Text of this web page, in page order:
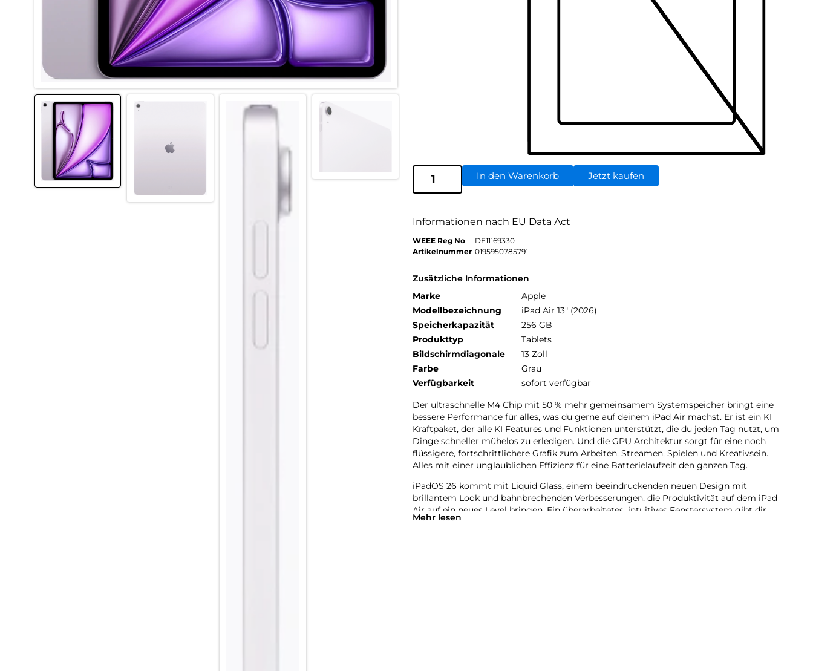
In den Warenkorb Jetzt kaufen
Informationen nach EU Data Act
WEEE Reg No
DE11169330
Artikelnummer 0195950785791
Zusätzliche Informationen
Marke
Apple
Modellbezeichnung
iPad Air 13" (2026)
Speicherkapazität
256 GB
Produkttyp
Tablets
Bildschirmdiagonale
13 Zoll
Farbe
Grau
Verfügbarkeit
sofort verfügbar
Der ultra­schnelle M4 Chip mit 50 % mehr gemein­samem Systemspeicher bringt eine
bessere Per­for­mance für alles, was du gerne auf deinem iPad Air machst. Er ist ein KI
Kraft­paket, der alle KI Features und Funk­tionen unter­stützt, die du jeden Tag nutzt, um
Dinge schneller mühelos zu erle­digen. Und die GPU Archi­tektur sorgt für eine noch
flüssigere, fort­schritt­lichere Grafik zum Arbeiten, Streamen, Spielen und Kreativ­sein.
Alles mit einer unglaub­lichen Effizienz für eine Batterie­laufzeit den ganzen Tag.
iPadOS 26 kommt mit Liquid Glass, einem beein­druckenden neuen Design mit
brillantem Look und bahn­brechenden Verbes­serungen, die Produktivität auf dem iPad
Air auf ein neues Level bringen. Ein über­arbeitetes, intui­tives Fenstersystem gibt dir
mehr Möglich­keiten und Flexibilität als je zuvor. Du kannst Pro Apps nutzen,
Mehr lesen